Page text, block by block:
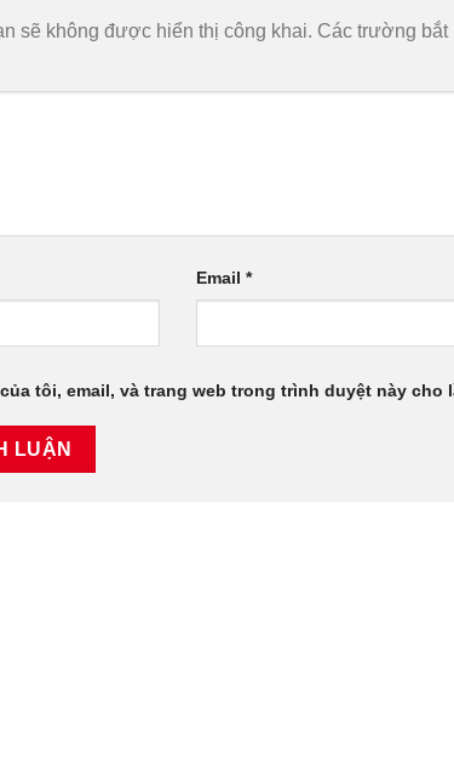
sẽ không được hiển thị công khai. Các trường bắt
Email *
tôi, email, và trang web trong trình duyệt này cho